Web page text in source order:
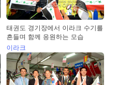
태권도 경기장에서 이라크 수기를
흔들며 함께 응원하는 모습
이라크